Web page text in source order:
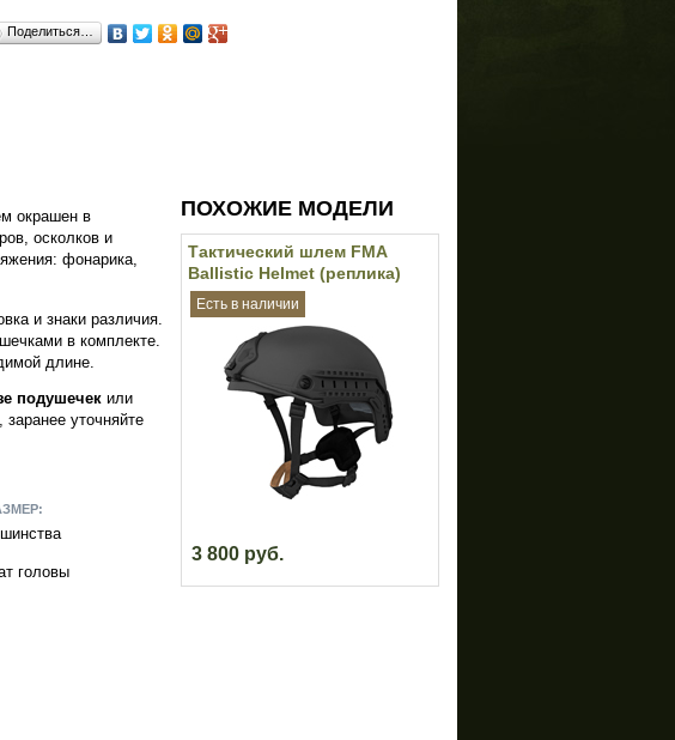
Поделиться…
ПОХОЖИЕ МОДЕЛИ
Тактический шлем FMA
Ballistic Helmet (реплика)
(Black)
Есть в наличии
3 800 руб.
окрашен в
осколков и
фонарика,
и знаки различия.
в комплекте.
длине.
подушечек или
уточняйте
головы